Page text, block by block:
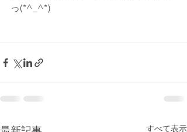
っ(*^_^*)
すべて表示